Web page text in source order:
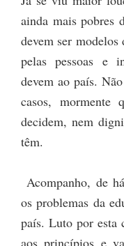
ainda mais pobres
devem ser
pelas pessoas e
devem ao país.
casos, mormente
decidem, nem
têm.
Acompanho, de
os problemas da
país. Luto por esta